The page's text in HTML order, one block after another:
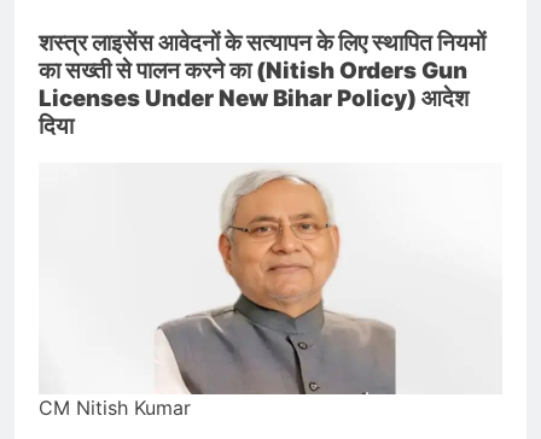
शस्त्र लाइसेंस आवेदनों के सत्यापन के लिए स्थापित नियमों
का सख्ती से पालन करने का (Nitish Orders Gun
Licenses Under New Bihar Policy) आदेश
दिया
CM Nitish Kumar